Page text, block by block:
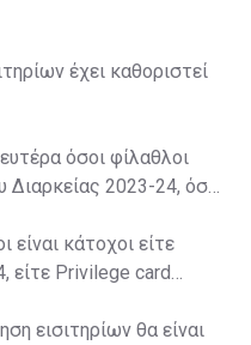
έχει καθοριστεί
όσοι φίλαθλοι
Διαρκείας 2023-24, όσο
είναι κάτοχοι είτε
είτε Privilege card
εισιτηρίων θα είναι